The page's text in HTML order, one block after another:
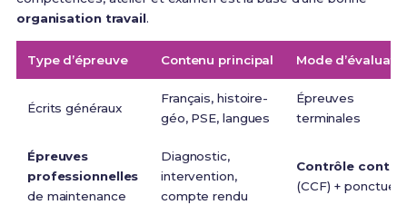
organisation travail.
Type d’épreuve Contenu principal Mode
Écrits généraux
Français, histoire-
géo, PSE, langues
Épreuves
terminales
Épreuves
professionnelles
de maintenance
Diagnostic,
intervention,
compte rendu
Contrôle
(CCF) + ponctuel